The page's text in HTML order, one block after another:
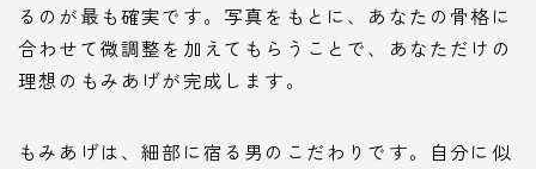
るのが最も確実です。写真をもとに、あなたの骨格に
合わせて微調整を加えてもらうことで、あなただけの
理想のもみあげが完成します。
もみあげは、細部に宿る男のこだわりです。自分に似